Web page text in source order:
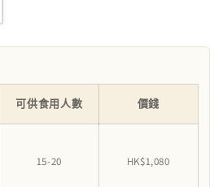
可供食用人數 價錢
15-20 HK$1,080